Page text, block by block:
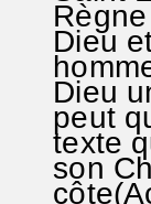
Dieu
Dieu
peut
texte
son